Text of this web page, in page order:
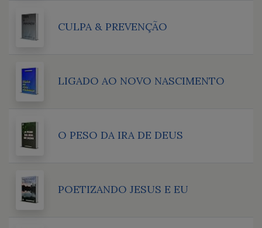
CULPA & PREVENÇÃO
LIGADO AO NOVO NASCIMENTO
O PESO DA IRA DE DEUS
POETIZANDO JESUS E EU